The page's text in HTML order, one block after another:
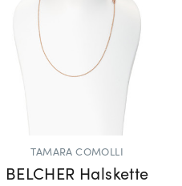
TAMARA COMOLLI
BELCHER Halskette